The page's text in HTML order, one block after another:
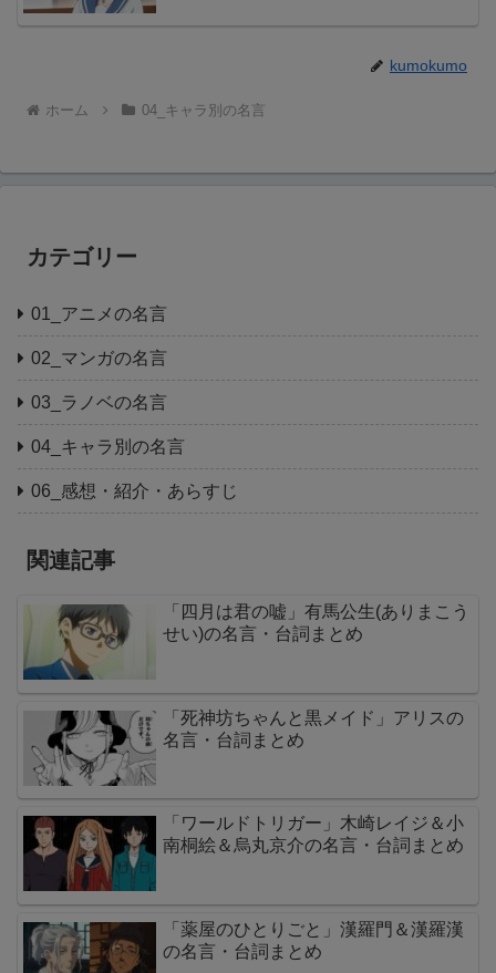
kumokumo
ホーム 04_キャラ別の名言
カテゴリー
01_アニメの名言
02_マンガの名言
03_ラノベの名言
04_キャラ別の名言
06_感想・紹介・あらすじ
関連記事
「四月は君の嘘」有馬公生(ありまこう
せい)の名言・台詞まとめ
「死神坊ちゃんと黒メイド」アリスの
名言・台詞まとめ
「ワールドトリガー」木崎レイジ＆小
南桐絵＆烏丸京介の名言・台詞まとめ
「薬屋のひとりごと」漢羅門＆漢羅漢
の名言・台詞まとめ